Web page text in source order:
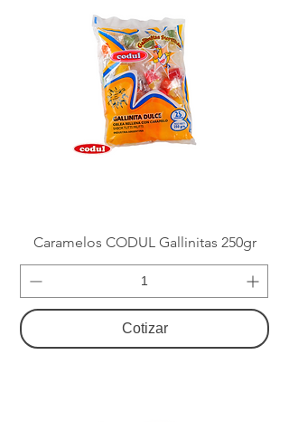
Caramelos CODUL Gallinitas 250gr
Cotizar